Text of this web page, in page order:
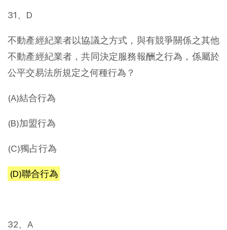
31、D
不動產經紀業者以協議之方式，與有競爭關係之其他
不動產經紀業者，共同決定服務報酬之行為，係屬於
公平交易法所規定之何種行為？
(A)結合行為
(B)加盟行為
(C)獨占行為
(D)聯合行為
32、A